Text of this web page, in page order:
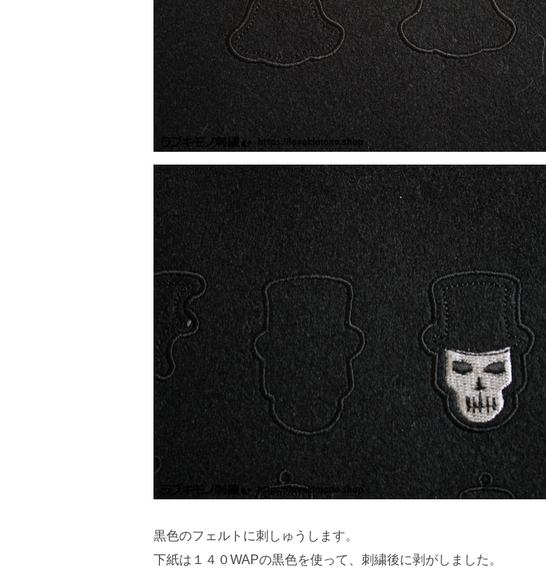
黒色のフェルトに刺しゅうします。
下紙は１４０WAPの黒色を使って、刺繍後に剥がしました。